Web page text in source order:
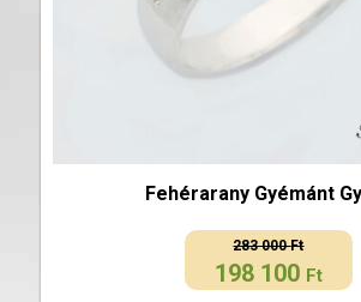
Fehérarany Gyémánt
283 000Ft
Original
198 100 Ft
Current